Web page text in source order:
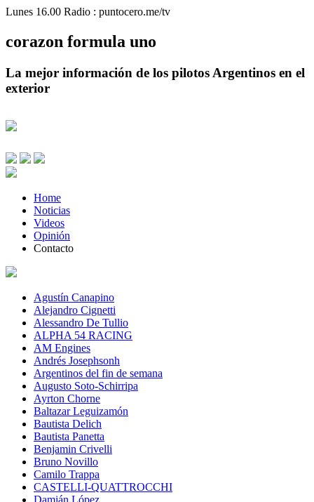
Lunes 16.00 Radio : puntocero.me/tv
corazon formula uno
La mejor información de los pilotos Argentinos en el
exterior
Home
Noticias
Videos
Opinión
Contacto
Agustín Canapino
Alejandro Cignetti
Alessandro De Tullio
ALPHA 54 RACING
AM Engines
Andrés Josephsonh
Argentinos del fin de semana
Augusto Soto-Schirripa
Ayrton Chorne
Baltazar Leguizamón
Bautista Delich
Bautista Panetta
Benjamin Crivelli
Bruno Novillo
Camilo Trappa
CASTELLI-QUATTROCCHI
Damián López